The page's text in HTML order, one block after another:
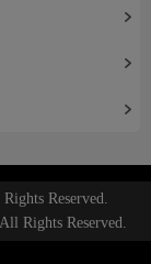
Reserved.
Rights Reserved.